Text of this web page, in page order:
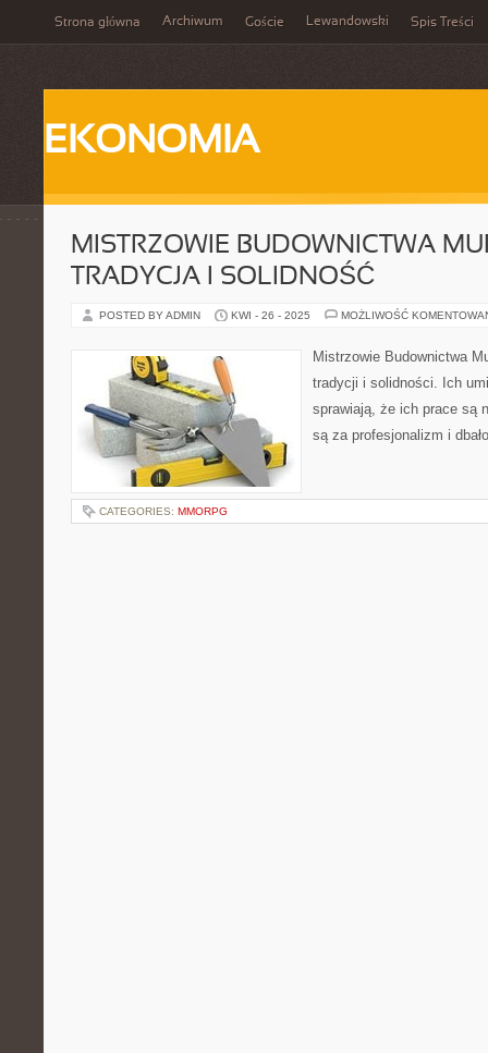
Strona główna Archiwum Goście Lewandowski Spis Treści
EKONOMIA
MISTRZOWIE BUDOWNICTWA
TRADYCJA I SOLIDNOŚĆ
POSTED BY ADMIN KWI - 26 - 2025 MOŻLIWOŚĆ
Mistrzowie Budownictwa
tradycji i solidności. Ich
sprawiają, że ich prace są
są za profesjonalizm i
CATEGORIES: MMORPG